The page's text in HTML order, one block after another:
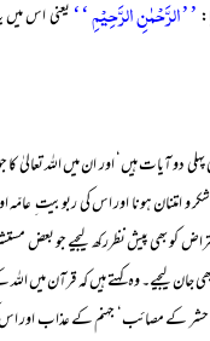
’’الرَّحۡمٰنِ الرَّحِیۡمِ ‘‘یعنی اس میں
آیات ہیں‘ اور ان میں اللہ تعالیٰ
ہونا اور اس کی ربوبیت ِ عامّہ
کو بھی پیش نظررکھ لیجیے جو بعض
جان لیجیے۔ وہ کہتے ہیں کہ قرآن میں
حشر کے مصائب‘ جہنم کے عذاب اور